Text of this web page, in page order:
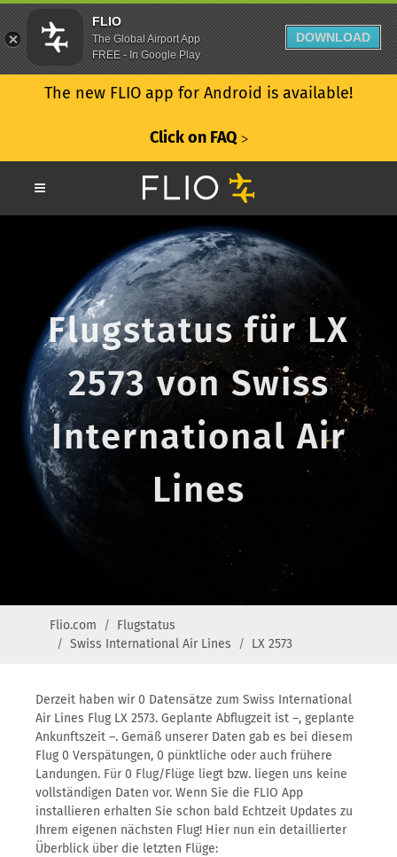
The new FLIO app for Android is available!
Click on FAQ ᐳ
Flugstatus für LX
2573 von Swiss
International Air
Lines
Flio.com
Flugstatus
Swiss International Air Lines
LX 2573
Derzeit haben wir 0 Datensätze zum Swiss International
Air Lines Flug LX 2573. Geplante Abflugzeit ist –, geplante
Ankunftszeit –. Gemäß unserer Daten gab es bei diesem
Flug 0 Verspätungen, 0 pünktliche oder auch frühere
Landungen. Für 0 Flug/Flüge liegt bzw. liegen uns keine
vollständigen Daten vor. Wenn Sie die FLIO App
installieren erhalten Sie schon bald Echtzeit Updates zu
Ihrem eigenen nächsten Flug! Hier nun ein detaillierter
Überblick über die letzten Flüge:
FLIO
The Global Airport App
FREE - In Google Play
DOWNLOAD